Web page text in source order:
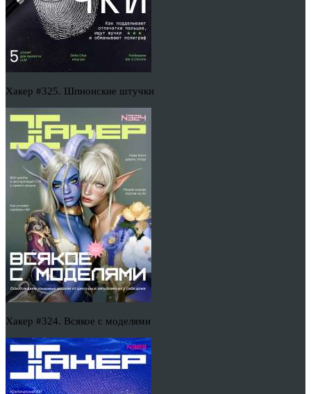
Хакер #325. Шпионские штучки
Хакер #324. Всякое с моделями